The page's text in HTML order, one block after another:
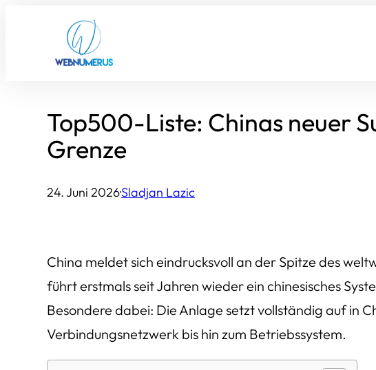
springen
Top500-Liste: Chinas neuer
Grenze
24. Juni 2026·Sladjan Lazic
China meldet sich eindrucksvoll an der Spitze des
führt erstmals seit Jahren wieder ein chinesisches
Besondere dabei: Die Anlage setzt vollständig auf in
Verbindungsnetzwerk bis hin zum Betriebssystem.